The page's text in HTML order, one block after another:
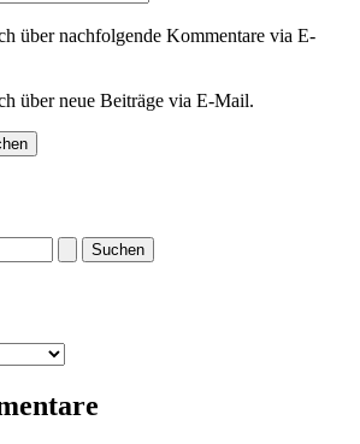
über nachfolgende Kommentare via E-
über neue Beiträge via E-Mail.